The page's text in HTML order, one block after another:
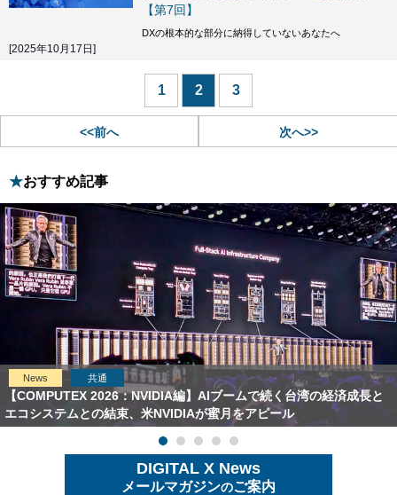
【第7回】
DXの根本的な部分に納得していないあなたへ
[2025年10月17日]
<<前へ
1 2 3
次へ>>
おすすめ記事
News 共通
【COMPUTEX 2026：NVIDIA編】AIブームで続く台湾の経済成長と
エコシステムとの結束、米NVIDIAが蜜月をアピール
DIGITAL X News
メールマガジンのご案内